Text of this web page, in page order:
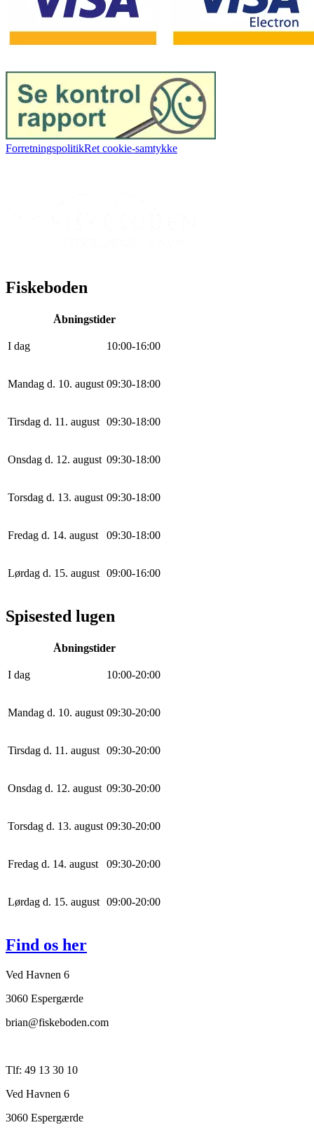
ForretningspolitikRet cookie-samtykke
Fiskeboden
Åbningstider
I dag 10:00-16:00
Mandag d. 10. august 09:30-18:00
Tirsdag d. 11. august 09:30-18:00
Onsdag d. 12. august 09:30-18:00
Torsdag d. 13. august 09:30-18:00
Fredag d. 14. august 09:30-18:00
Lørdag d. 15. august 09:00-16:00
Spisested lugen
Åbningstider
I dag 10:00-20:00
Mandag d. 10. august 09:30-20:00
Tirsdag d. 11. august 09:30-20:00
Onsdag d. 12. august 09:30-20:00
Torsdag d. 13. august 09:30-20:00
Fredag d. 14. august 09:30-20:00
Lørdag d. 15. august 09:00-20:00
Find os her
Ved Havnen 6
3060 Espergærde
brian@fiskeboden.com
Tlf: 49 13 30 10
Ved Havnen 6
3060 Espergærde